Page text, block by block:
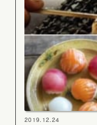
2019.12.24